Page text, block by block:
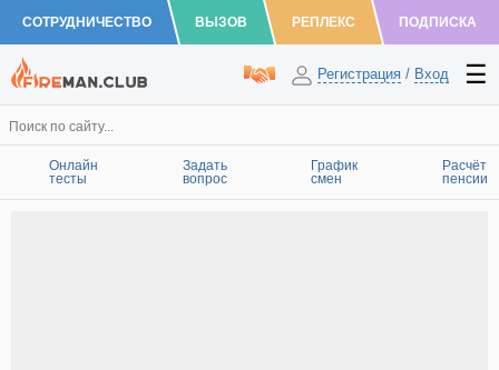
СОТРУДНИЧЕСТВО ВЫЗОВ РЕПЛЕКС ПОДПИСКА
Регистрация / Вход
Онлайн
тесты
Задать
вопрос
График
смен
Расчёт
пенсии